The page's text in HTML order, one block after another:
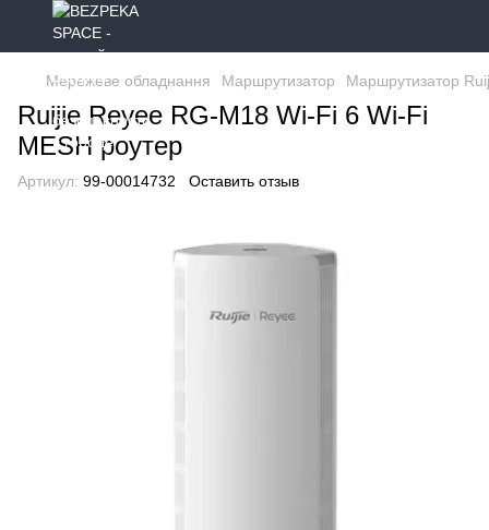
Мережеве обладнання Маршрутизатор Маршрутизатор
Ruijie Reyee RG-M18 Wi-Fi 6 Wi-Fi
MESH роутер
Артикул: 99-00014732 Оставить отзыв